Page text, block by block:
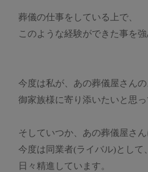
葬儀の仕事をしている上で、
このような経験ができた事を
今度は私が、あの葬儀屋さんの
御家族様に寄り添いたいと思っ
そしていつか、あの葬儀屋さん
今度は同業者(ライバル)として
日々精進しています。